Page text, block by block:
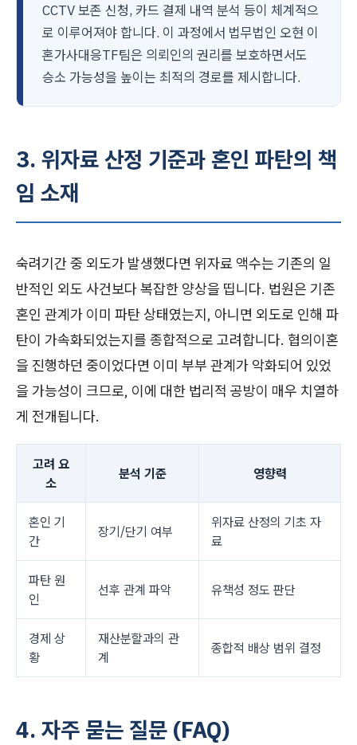
CCTV 보존 신청, 카드 결제 내역 분석 등이 체계적으
로 이루어져야 합니다. 이 과정에서 법무법인 오현 이
혼가사대응TF팀은 의뢰인의 권리를 보호하면서도
승소 가능성을 높이는 최적의 경로를 제시합니다.
3. 위자료 산정 기준과 혼인 파탄의 책
임 소재
숙려기간 중 외도가 발생했다면 위자료 액수는 기존의 일
반적인 외도 사건보다 복잡한 양상을 띱니다. 법원은 기존
혼인 관계가 이미 파탄 상태였는지, 아니면 외도로 인해 파
탄이 가속화되었는지를 종합적으로 고려합니다. 협의이혼
을 진행하던 중이었다면 이미 부부 관계가 악화되어 있었
을 가능성이 크므로, 이에 대한 법리적 공방이 매우 치열하
게 전개됩니다.
고려 요
소
분석 기준 영향력
혼인 기
간
장기/단기 여부
위자료 산정의 기초 자
료
파탄 원
인
선후 관계 파악 유책성 정도 판단
경제 상
황
재산분할과의 관
계
종합적 배상 범위 결정
4. 자주 묻는 질문 (FAQ)